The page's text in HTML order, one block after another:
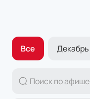
Все Декабрь